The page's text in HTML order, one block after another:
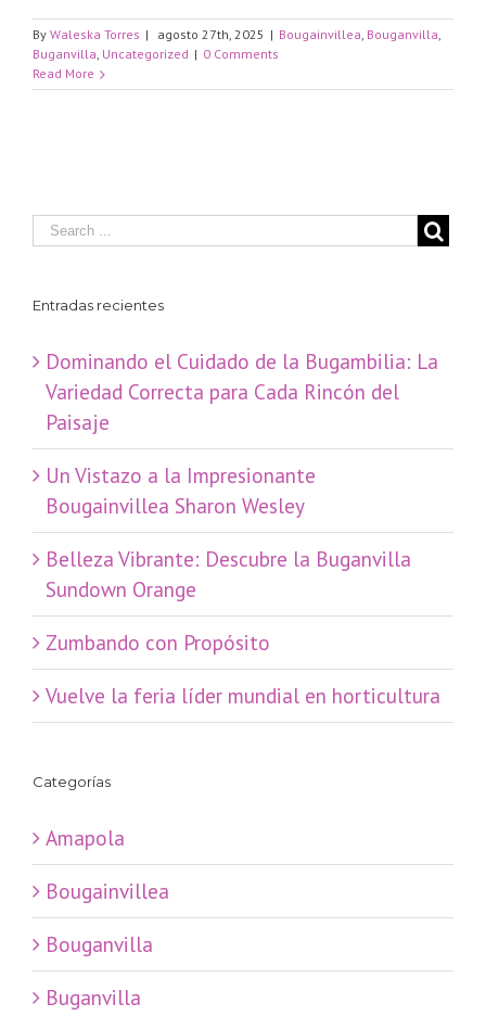
By Waleska Torres | agosto 27th, 2025 | Bougainvillea, Bouganvilla,
Buganvilla, Uncategorized | 0 Comments
Read More
Entradas recientes
Dominando el Cuidado de la Bugambilia: La
Variedad Correcta para Cada Rincón del
Paisaje
​Un Vistazo a la Impresionante
Bougainvillea Sharon Wesley
Belleza Vibrante: Descubre la Buganvilla
Sundown Orange
Zumbando con Propósito
Vuelve la feria líder mundial en horticultura
Categorías
Amapola
Bougainvillea
Bouganvilla
Buganvilla